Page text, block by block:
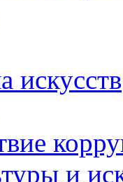
искусств
и